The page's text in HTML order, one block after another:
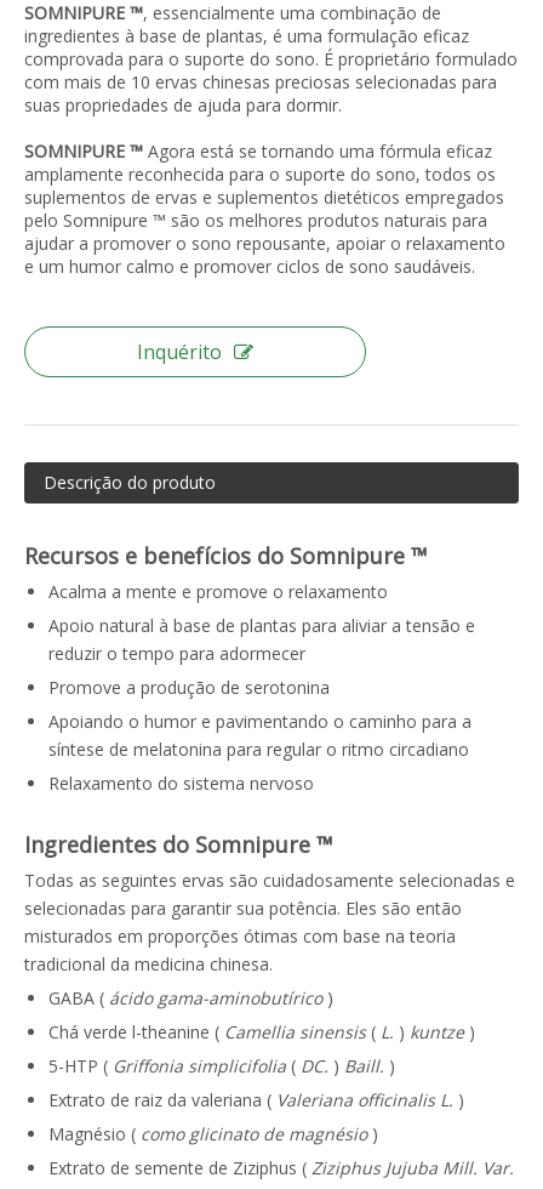
SOMNIPURE ™, essencialmente uma combinação de
ingredientes à base de plantas, é uma formulação eficaz
comprovada para o suporte do sono. É proprietário formulado
com mais de 10 ervas chinesas preciosas selecionadas para
suas propriedades de ajuda para dormir.
SOMNIPURE ™ Agora está se tornando uma fórmula eficaz
amplamente reconhecida para o suporte do sono, todos os
suplementos de ervas e suplementos dietéticos empregados
pelo Somnipure ™ são os melhores produtos naturais para
ajudar a promover o sono repousante, apoiar o relaxamento
e um humor calmo e promover ciclos de sono saudáveis.
Inquérito
Descrição do produto
Recursos e benefícios do Somnipure ™
Acalma a mente e promove o relaxamento
Apoio natural à base de plantas para aliviar a tensão e
reduzir o tempo para adormecer
Promove a produção de serotonina
Apoiando o humor e pavimentando o caminho para a
síntese de melatonina para regular o ritmo circadiano
Relaxamento do sistema nervoso
Ingredientes do Somnipure ™
Todas as seguintes ervas são cuidadosamente selecionadas e
selecionadas para garantir sua potência. Eles são então
misturados em proporções ótimas com base na teoria
tradicional da medicina chinesa.
GABA ( ácido gama-aminobutírico )
Chá verde l-theanine ( Camellia sinensis( L. ) kuntze )
5-HTP ( Griffonia simplicifolia ( DC. ) Baill. )
Extrato de raiz da valeriana ( Valeriana officinalis L. )
Magnésio ( como glicinato de magnésio )
Extrato de semente de Ziziphus ( Ziziphus Jujuba Mill. Var.